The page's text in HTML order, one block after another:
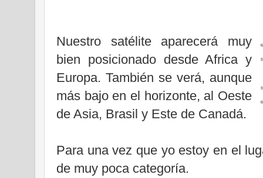
Nuestro satélite aparecerá muy
bien posicionado desde Africa y
Europa. También se verá, aunque
más bajo en el horizonte, al Oeste
de Asia, Brasil y Este de Canadá.
Para una vez que yo estoy en el
de muy poca categoría.